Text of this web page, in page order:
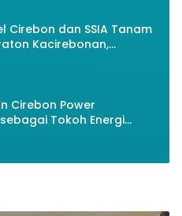
Cirebon dan SSIA Tanam
Kacirebonan,
dan Lingkungan
Cirebon Power
Tokoh Energi
2026